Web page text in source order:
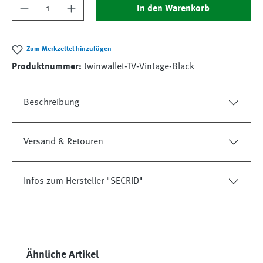
Produkt Anzahl: Gib den gewünschten Wert
In den Warenkorb
Zum Merkzettel hinzufügen
Produktnummer: twinwallet-TV-Vintage-Black
Beschreibung
Versand & Retouren
Infos zum Hersteller "SECRID"
Produktgalerie überspringen
Ähnliche Artikel